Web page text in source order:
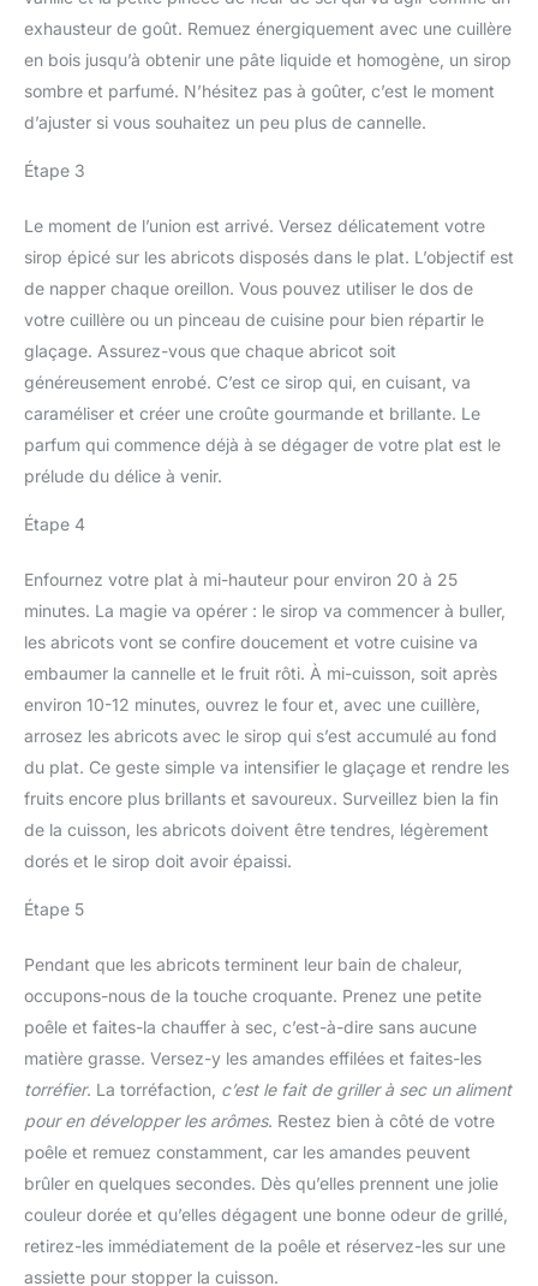
exhausteur de goût. Remuez énergiquement avec une cuillère
en bois jusqu’à obtenir une pâte liquide et homogène, un sirop
sombre et parfumé. N’hésitez pas à goûter, c’est le moment
d’ajuster si vous souhaitez un peu plus de cannelle.
Étape 3
Le moment de l’union est arrivé. Versez délicatement votre
sirop épicé sur les abricots disposés dans le plat. L’objectif est
de napper chaque oreillon. Vous pouvez utiliser le dos de
votre cuillère ou un pinceau de cuisine pour bien répartir le
glaçage. Assurez-vous que chaque abricot soit
généreusement enrobé. C’est ce sirop qui, en cuisant, va
caraméliser et créer une croûte gourmande et brillante. Le
parfum qui commence déjà à se dégager de votre plat est le
prélude du délice à venir.
Étape 4
Enfournez votre plat à mi-hauteur pour environ 20 à 25
minutes. La magie va opérer : le sirop va commencer à buller,
les abricots vont se confire doucement et votre cuisine va
embaumer la cannelle et le fruit rôti. À mi-cuisson, soit après
environ 10-12 minutes, ouvrez le four et, avec une cuillère,
arrosez les abricots avec le sirop qui s’est accumulé au fond
du plat. Ce geste simple va intensifier le glaçage et rendre les
fruits encore plus brillants et savoureux. Surveillez bien la fin
de la cuisson, les abricots doivent être tendres, légèrement
dorés et le sirop doit avoir épaissi.
Étape 5
Pendant que les abricots terminent leur bain de chaleur,
occupons-nous de la touche croquante. Prenez une petite
poêle et faites-la chauffer à sec, c’est-à-dire sans aucune
matière grasse. Versez-y les amandes effilées et faites-les
torréfier. La torréfaction, c’est le fait de griller à sec un aliment
pour en développer les arômes. Restez bien à côté de votre
poêle et remuez constamment, car les amandes peuvent
brûler en quelques secondes. Dès qu’elles prennent une jolie
couleur dorée et qu’elles dégagent une bonne odeur de grillé,
retirez-les immédiatement de la poêle et réservez-les sur une
assiette pour stopper la cuisson.